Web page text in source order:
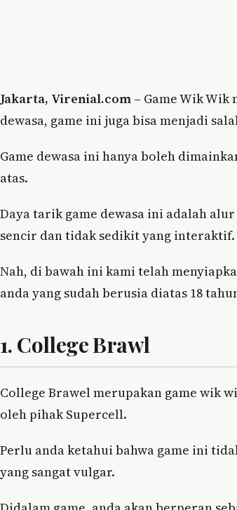
Jakarta, Virenial.com – Game Wik
dewasa, game ini juga bisa menjadi
Game dewasa ini hanya boleh
atas.
Daya tarik game dewasa ini adalah
sencir dan tidak sedikit yang interaktif.
Nah, di bawah ini kami telah
anda yang sudah berusia diatas 18
1. College Brawl
College Brawel merupakan game wik
oleh pihak Supercell.
Perlu anda ketahui bahwa game ini
yang sangat vulgar.